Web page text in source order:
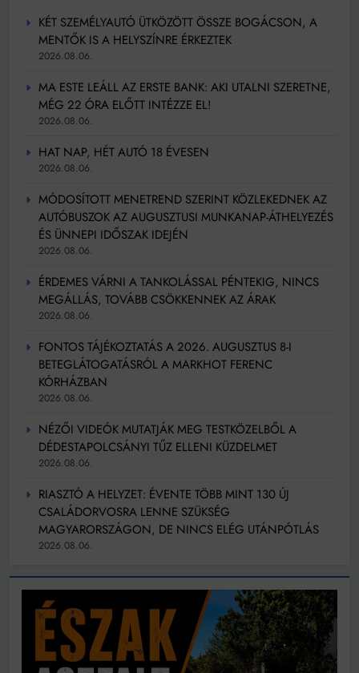
KÉT SZEMÉLYAUTÓ ÜTKÖZÖTT ÖSSZE BOGÁCSON, A
MENTŐK IS A HELYSZÍNRE ÉRKEZTEK
2026.08.06.
MA ESTE LEÁLL AZ ERSTE BANK: AKI UTALNI SZERETNE,
MÉG 22 ÓRA ELŐTT INTÉZZE EL!
2026.08.06.
HAT NAP, HÉT AUTÓ 18 ÉVESEN
2026.08.06.
MÓDOSÍTOTT MENETREND SZERINT KÖZLEKEDNEK AZ
AUTÓBUSZOK AZ AUGUSZTUSI MUNKANAP-ÁTHELYEZÉS
ÉS ÜNNEPI IDŐSZAK IDEJÉN
2026.08.06.
ÉRDEMES VÁRNI A TANKOLÁSSAL PÉNTEKIG, NINCS
MEGÁLLÁS, TOVÁBB CSÖKKENNEK AZ ÁRAK
2026.08.06.
FONTOS TÁJÉKOZTATÁS A 2026. AUGUSZTUS 8-I
BETEGLÁTOGATÁSRÓL A MARKHOT FERENC
KÓRHÁZBAN
2026.08.06.
NÉZŐI VIDEÓK MUTATJÁK MEG TESTKÖZELBŐL A
DÉDESTAPOLCSÁNYI TŰZ ELLENI KÜZDELMET
2026.08.06.
RIASZTÓ A HELYZET: ÉVENTE TÖBB MINT 130 ÚJ
CSALÁDORVOSRA LENNE SZÜKSÉG
MAGYARORSZÁGON, DE NINCS ELÉG UTÁNPÓTLÁS
2026.08.06.